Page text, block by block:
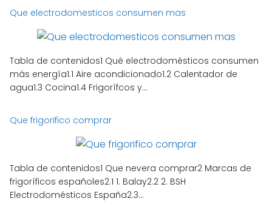
Que electrodomesticos consumen mas
Tabla de contenidos1 Qué electrodomésticos consumen
más energía1.1 Aire acondicionado1.2 Calentador de
agua1.3 Cocina1.4 Frigorífcos y...
Que frigorifico comprar
Tabla de contenidos1 Que nevera comprar2 Marcas de
frigoríficos españoles2.1 1. Balay2.2 2. BSH
Electrodomésticos España2.3...